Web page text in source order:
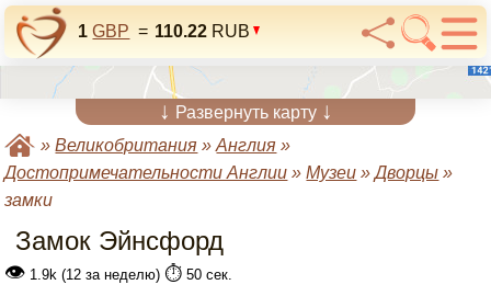
1 GBP = 110.22 RUB
↓ Развернуть карту ↓
»Великобритания »Англия »
Достопримечательности Англии »Музеи »Дворцы »
замки
Замок Эйнсфорд
👁 1.9k (12 за неделю) ⏱️ 50 сек.